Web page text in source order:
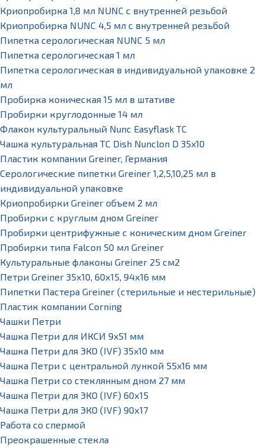
Криопробирка 1,8 мл NUNC с внутренней резьбой
Криопробирка NUNC 4,5 мл с внутренней резьбой
Пипетка серологическая NUNC 5 мл
Пипетка серологическая 1 мл
Пипетка серологическая в индивидуальной упаковке 2
мл
Пробирка коническая 15 мл в штативе
Пробирки круглодонные 14 мл
Флакон культуральный Nunc Easyflask TC
Чашка культуральная TC Dish Nunclon D 35x10
Пластик компании Greiner, Германия
Серологические пипетки Greiner 1,2,5,10,25 мл в
индивидуальной упаковке
Криопробирки Greiner объем 2 мл
Пробирки с круглым дном Greiner
Пробирки центрифужные с коническим дном Greiner
Пробирки типа Falcon 50 мл Greiner
Культуральные флаконы Greiner 25 см2
Петри Greiner 35х10, 60х15, 94х16 мм
Пипетки Пастера Greiner (стерильные и нестерильные)
Пластик компании Corning
Чашки Петри
Чашка Петри для ИКСИ 9x51 мм
Чашка Петри для ЭКО (IVF) 35x10 мм
Чашка Петри с центральной лункой 55x16 мм
Чашка Петри со стеклянным дном 27 мм
Чашка Петри для ЭКО (IVF) 60х15
Чашка Петри для ЭКО (IVF) 90х17
Работа со спермой
Преокрашенные стекла